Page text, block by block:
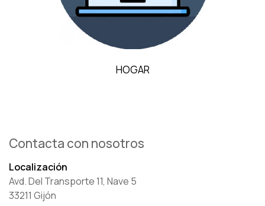
HOGAR
Contacta con nosotros
Localización
Avd. Del Transporte 11, Nave 5
33211 Gijón